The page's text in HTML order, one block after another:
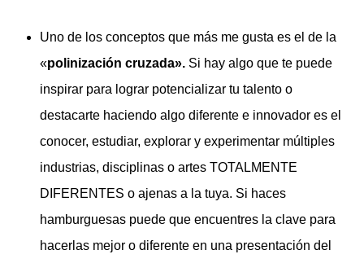
Uno de los conceptos que más me gusta es el de la
«polinización cruzada». Si hay algo que te puede
inspirar para lograr potencializar tu talento o
destacarte haciendo algo diferente e innovador es el
conocer, estudiar, explorar y experimentar múltiples
industrias, disciplinas o artes TOTALMENTE
DIFERENTES o ajenas a la tuya. Si haces
hamburguesas puede que encuentres la clave para
hacerlas mejor o diferente en una presentación del